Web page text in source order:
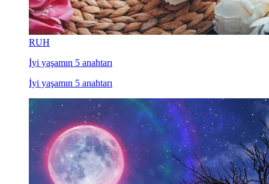
RUH
İyi yaşamın 5 anahtarı
İyi yaşamın 5 anahtarı